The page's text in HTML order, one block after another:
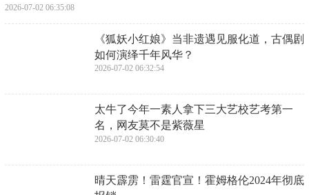
​曾被日本网友骂“叛徒”！“中国女婿”矢野浩
二，如今怎么样了？
​百万粉丝网红被曝诈捐敛财？多方回应
​《狐妖小红娘》当非遗遇见服化道，古偶剧